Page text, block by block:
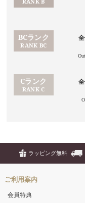
ラッピング無料
ご利用案内
会員特典